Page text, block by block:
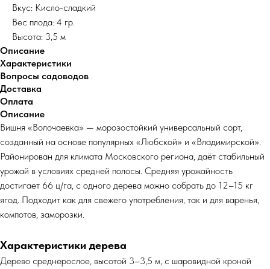
Вкус: Кисло-сладкий
Вес плода: 4 гр.
Высота: 3,5 м
Описание
Характеристики
Вопросы садоводов
Доставка
Оплата
Описание
Вишня «Волочаевка» — морозостойкий универсальный сорт,
созданный на основе популярных «Любской» и «Владимирской».
Районирован для климата Московского региона, даёт стабильный
урожай в условиях средней полосы. Средняя урожайность
достигает 66 ц/га, с одного дерева можно собрать до 12–15 кг
ягод. Подходит как для свежего употребления, так и для варенья,
компотов, заморозки.
Характеристики дерева
Дерево среднерослое, высотой 3–3,5 м, с шаровидной кроной